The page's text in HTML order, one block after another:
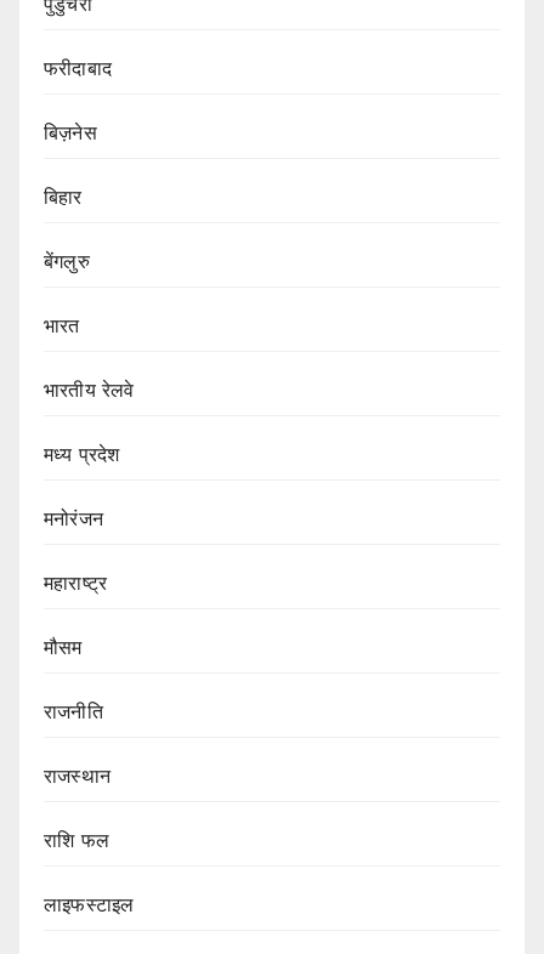
फरीदाबाद
बिज़नेस
बिहार
बेंगलुरु
भारत
भारतीय रेलवे
मध्य प्रदेश
मनोरंजन
महाराष्ट्र
मौसम
राजनीति
राजस्थान
राशि फल
लाइफस्टाइल